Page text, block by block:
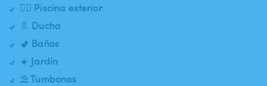
🏊‍♂️ Piscina exterior
🚿 Ducha
🚽 Baños
☀️ Jardín
⛱️ Tumbonas